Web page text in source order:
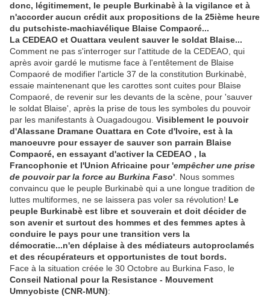
donc, légitimement, le peuple Burkinabè à la vigilance et à
n'accorder aucun crédit aux propositions de la 25ième heure
du putschiste-machiavélique Blaise Compaoré...
La CEDEAO et Ouattara veulent sauver le soldat Blaise...
Comment ne pas s'interroger sur l'attitude de la CEDEAO, qui
après avoir gardé le mutisme face à l'entêtement de Blaise
Compaoré de modifier l'article 37 de la constitution Burkinabè,
essaie maintenenant que les carottes sont cuites pour Blaise
Compaoré, de revenir sur les devants de la scène, pour 'sauver
le soldat Blaise', après la prise de tous les symboles du pouvoir
par les manifestants à Ouagadougou. Visiblement le pouvoir
d'Alassane Dramane Ouattara en Cote d'Ivoire, est à la
manoeuvre pour essayer de sauver son parrain Blaise
Compaoré, en essayant d'activer la CEDEAO , la
Francophonie et l'Union Africaine pour 'empêcher une prise
de pouvoir par la force au Burkina Faso' . Nous sommes
convaincu que le peuple Burkinabè qui a une longue tradition de
luttes multiformes, ne se laissera pas voler sa révolution! Le
peuple Burkinabè est libre et souverain et doit décider de
son avenir et surtout des hommes et des femmes aptes à
conduire le pays pour une transition vers la
démocratie...n'en déplaise à des médiateurs autoproclamés
et des récupérateurs et opportunistes de tout bords.
Face à la situation créée le 30 Octobre au Burkina Faso, le
Conseil National pour la Resistance - Mouvement
Umnyobiste (CNR-MUN):